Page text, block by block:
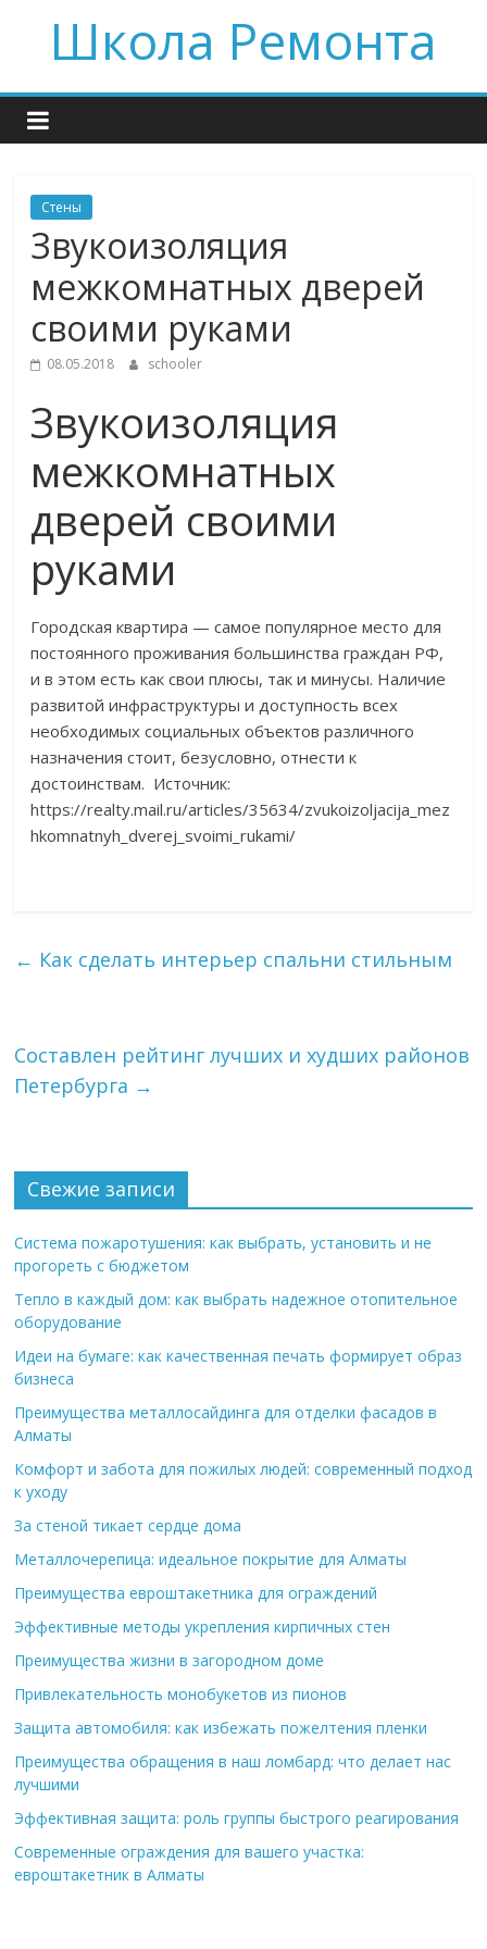
contentШкола Ремонта
Стены
Звукоизоляция
межкомнатных дверей
своими руками
08.05.2018 schooler
Звукоизоляция
межкомнатных
дверей своими
руками
Городская квартира — самое популярное место для
постоянного проживания большинства граждан РФ,
и в этом есть как свои плюсы, так и минусы. Наличие
развитой инфраструктуры и доступность всех
необходимых социальных объектов различного
назначения стоит, безусловно, отнести к
достоинствам. Источник:
https://realty.mail.ru/articles/35634/zvukoizoljacija_mez
hkomnatnyh_dverej_svoimi_rukami/
← Как сделать интерьер спальни стильным
Составлен рейтинг лучших и худших районов
Петербурга →
Свежие записи
Система пожаротушения: как выбрать, установить и не
прогореть с бюджетом
Тепло в каждый дом: как выбрать надежное отопительное
оборудование
Идеи на бумаге: как качественная печать формирует образ
бизнеса
Преимущества металлосайдинга для отделки фасадов в
Алматы
Комфорт и забота для пожилых людей: современный подход
к уходу
За стеной тикает сердце дома
Металлочерепица: идеальное покрытие для Алматы
Преимущества евроштакетника для ограждений
Эффективные методы укрепления кирпичных стен
Преимущества жизни в загородном доме
Привлекательность монобукетов из пионов
Защита автомобиля: как избежать пожелтения пленки
Преимущества обращения в наш ломбард: что делает нас
лучшими
Эффективная защита: роль группы быстрого реагирования
Современные ограждения для вашего участка:
евроштакетник в Алматы